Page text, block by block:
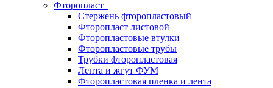
Фторопласт
Стержень фторопластовый
Фторопласт листовой
Фторопластовые втулки
Фторопластовые трубы
Трубки фторопластовая
Лента и жгут ФУМ
Фторопластовая пленка и лента